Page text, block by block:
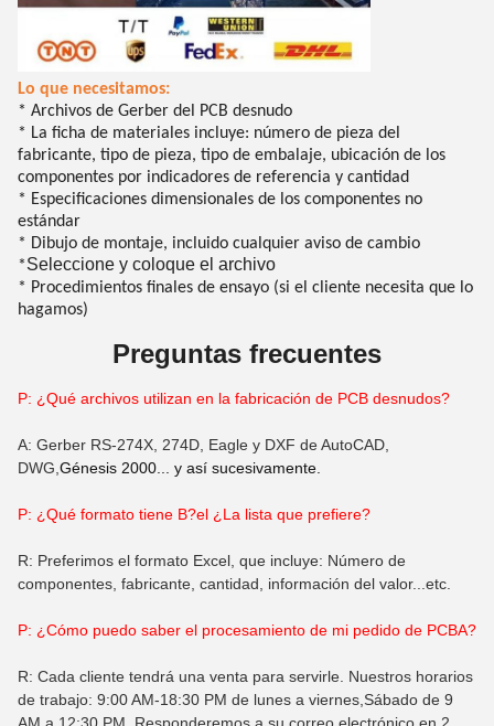
Lo que necesitamos:
* Archivos de Gerber del PCB desnudo
* La ficha de materiales incluye: número de pieza del
fabricante, tipo de pieza, tipo de embalaje, ubicación de los
componentes por indicadores de referencia y cantidad
* Especificaciones dimensionales de los componentes no
estándar
* Dibujo de montaje, incluido cualquier aviso de cambio
*Seleccione y coloque el archivo
* Procedimientos finales de ensayo (si el cliente necesita que lo
hagamos)
Preguntas frecuentes
P: ¿Qué archivos utilizan en la fabricación de PCB desnudos?
A: Gerber RS-274X, 274D, Eagle y DXF de AutoCAD,
DWG, Génesis 2000... y así sucesivamente.
P: ¿Qué formato tiene B?el ¿La lista que prefiere?
R: Preferimos el formato Excel, que incluye: Número de
componentes, fabricante, cantidad, información del valor...etc.
P: ¿Cómo puedo saber el procesamiento de mi pedido de PCBA?
R: Cada cliente tendrá una venta para servirle. Nuestros horarios
de trabajo: 9:00 AM-18:30 PM de lunes a viernes,Sábado de 9
AM a 12:30 PM. Responderemos a su correo electrónico en 2